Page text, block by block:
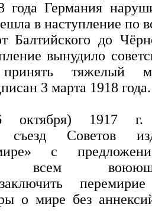
года Германия
в наступление по
Балтийского до
вынудило
принять тяжелый
3 марта 1918 года.
октября) 1917
съезд Советов
с
всем
заключить
о мире без